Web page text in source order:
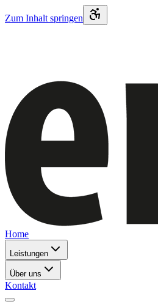
Zum Inhalt springen
Home
Leistungen
Über uns
Kontakt